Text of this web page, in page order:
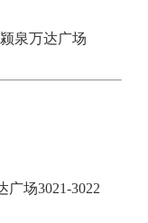
泉万达广场
广场3021-3022